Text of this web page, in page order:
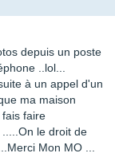
depuis un poste
..lol...
à un appel d'un
ma maison
faire
le droit de
Mon MO ...